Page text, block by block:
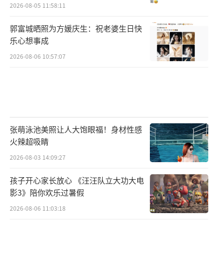
2026-08-05 11:58:11
郭富城晒照为方媛庆生：祝老婆生日快
乐心想事成
2026-08-06 10:57:07
张萌泳池美照让人大饱眼福！身材性感
火辣超吸睛
2026-08-03 14:09:27
孩子开心家长放心 《汪汪队立大功大电
影3》陪你欢乐过暑假
2026-08-06 11:03:18